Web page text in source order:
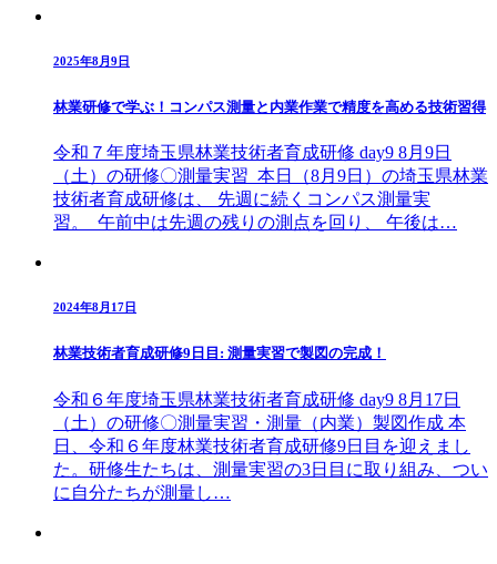
2025年8月9日
林業研修で学ぶ！コンパス測量と内業作業で精度を高める技術習得
令和７年度埼玉県林業技術者育成研修 day9 8月9日
（土）の研修〇測量実習 本日（8月9日）の埼玉県林業
技術者育成研修は、 先週に続くコンパス測量実
習。 午前中は先週の残りの測点を回り、 午後は…
2024年8月17日
林業技術者育成研修9日目: 測量実習で製図の完成！
令和６年度埼玉県林業技術者育成研修 day9 8月17日
（土）の研修〇測量実習・測量（内業）製図作成 本
日、令和６年度林業技術者育成研修9日目を迎えまし
た。研修生たちは、測量実習の3日目に取り組み、つい
に自分たちが測量し…